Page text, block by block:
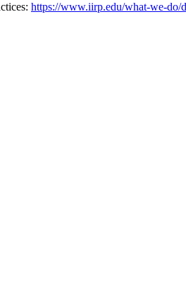
https://www.iirp.edu/what-we-do/